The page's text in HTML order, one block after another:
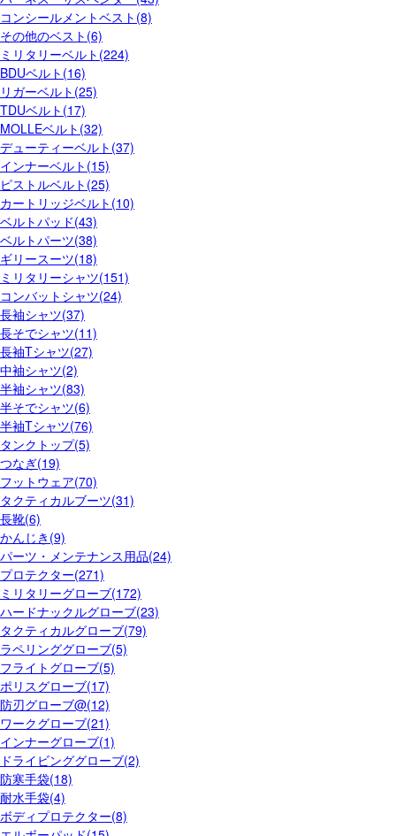
コンシールメントベスト(8)
その他のベスト(6)
ミリタリーベルト(224)
BDUベルト(16)
リガーベルト(25)
TDUベルト(17)
MOLLEベルト(32)
デューティーベルト(37)
インナーベルト(15)
ピストルベルト(25)
カートリッジベルト(10)
ベルトパッド(43)
ベルトパーツ(38)
ギリースーツ(18)
ミリタリーシャツ(151)
コンバットシャツ(24)
長袖シャツ(37)
長そでシャツ(11)
長袖Tシャツ(27)
中袖シャツ(2)
半袖シャツ(83)
半そでシャツ(6)
半袖Tシャツ(76)
タンクトップ(5)
つなぎ(19)
フットウェア(70)
タクティカルブーツ(31)
長靴(6)
かんじき(9)
パーツ・メンテナンス用品(24)
プロテクター(271)
ミリタリーグローブ(172)
ハードナックルグローブ(23)
タクティカルグローブ(79)
ラペリンググローブ(5)
フライトグローブ(5)
ポリスグローブ(17)
防刃グローブ@(12)
ワークグローブ(21)
インナーグローブ(1)
ドライビンググローブ(2)
防寒手袋(18)
耐水手袋(4)
ボディプロテクター(8)